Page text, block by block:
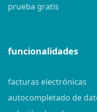
prueba gratis
funcionalidades
facturas electrónicas
autocompletado de